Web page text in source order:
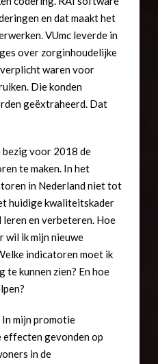
en dat maakt het
VUmc leverde in
over zorginhoudelijke
waren voor
Die konden
geëxtraheerd. Dat
bezig voor 2018 de
te maken. In het
in Nederland niet tot
huidige kwaliteitskader
en verbeteren. Hoe
wil ik mijn nieuwe
indicatoren moet ik
te kunnen zien? En hoe
In mijn promotie
effecten gevonden op
in de